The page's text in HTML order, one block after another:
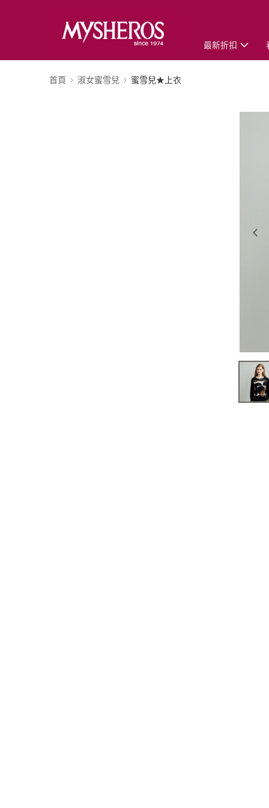
最新折扣
首頁 淑女蜜雪兒 蜜雪兒★上衣